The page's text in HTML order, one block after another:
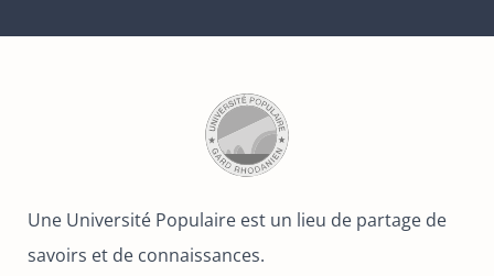
Une Université Populaire est un lieu de partage de
savoirs et de connaissances.